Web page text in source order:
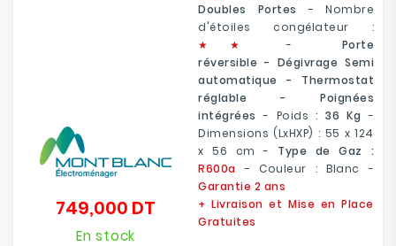
Doubles Portes- Nombre
d'étoiles congélateur :
★★
-
Porte
réversible - Dégivrage Semi
automatique
-
Thermostat
réglable - Poignées
intégrées- Poids : 36 Kg -
Dimensions (LxHXP) : 55 x 124
x 56 cm- Type de Gaz :
R600a
- Couleur : Blanc -
Garantie 2 ans
+ Livraison et Mise en Place
Gratuites
749,000 DT
En stock